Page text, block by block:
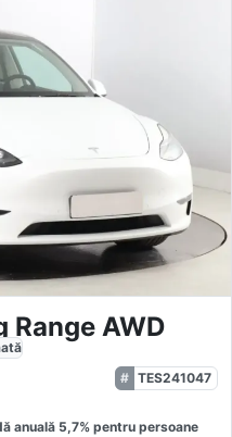
Range AWD
TES241047
anuală 5,7% pentru persoane